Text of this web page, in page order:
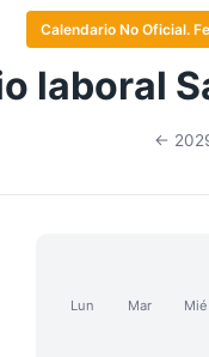
Calendario No Oficial.
laboral
←
Lun Mar Mié